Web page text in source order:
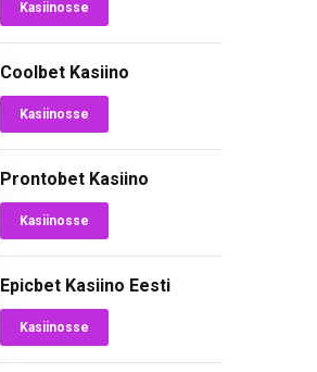
Kasiinosse
Coolbet Kasiino
Kasiinosse
Prontobet Kasiino
Kasiinosse
Epicbet Kasiino Eesti
Kasiinosse